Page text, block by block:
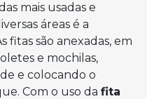
mais usadas e
áreas é a
fitas são anexadas, em
e mochilas,
e colocando o
Com o uso da fita